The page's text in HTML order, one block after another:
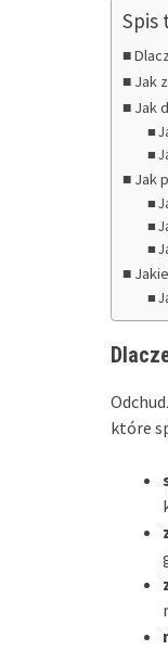
Spis
Jak
Jak
Jak
które